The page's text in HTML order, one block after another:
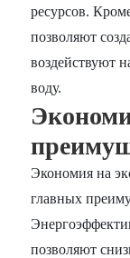
ресурсов.
позволяют
воздействуют
воду.
Экономия на
главных
позволяют